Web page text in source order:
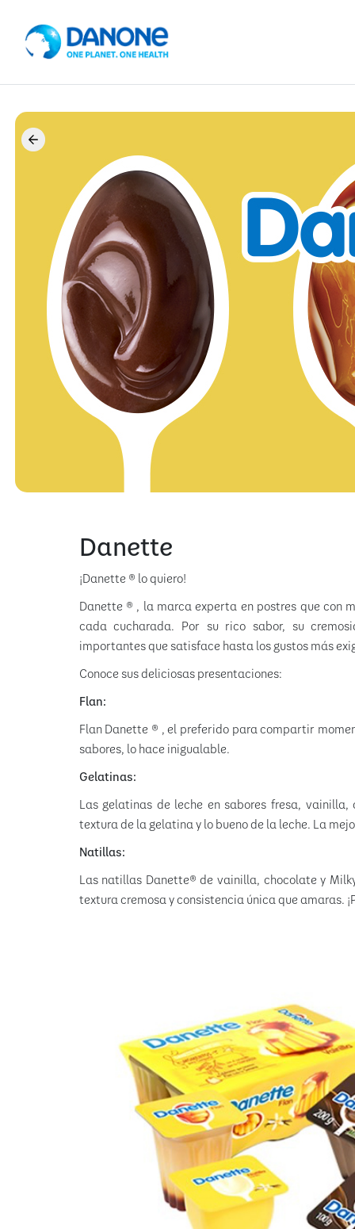
Danette
¡Danette ® lo quiero!
Danette ® , la marca experta en postres que con
cada cucharada. Por su rico sabor, su
importantes que satisface hasta los gustos más
Conoce sus deliciosas presentaciones:
Flan:
Flan Danette ® , el preferido para compartir
sabores, lo hace inigualable.
Gelatinas:
Las gelatinas de leche en sabores fresa,
textura de la gelatina y lo bueno de la leche. La
Natillas:
Las natillas Danette® de vainilla, chocolate y
textura cremosa y consistencia única que amaras.